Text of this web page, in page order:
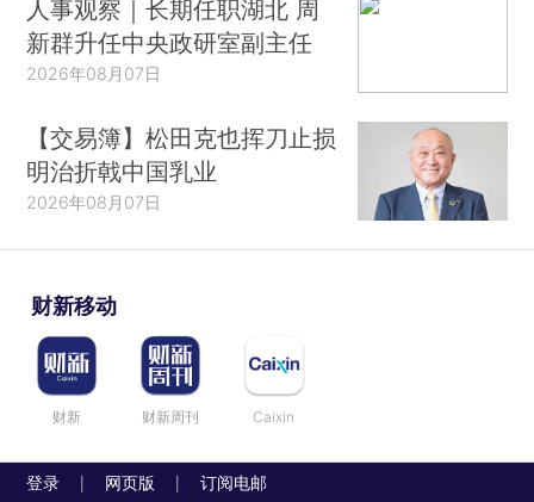
人事观察｜长期任职湖北 周
新群升任中央政研室副主任
2026年08月07日
【交易簿】松田克也挥刀止损
明治折戟中国乳业
2026年08月07日
财新移动
财新 财新周刊 Caixin
登录 网页版 订阅电邮